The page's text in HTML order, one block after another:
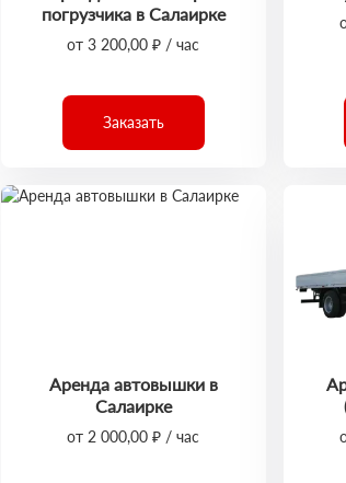
погрузчика в Салаирке
от 3 200,00 ₽ / час
Заказать
Аренда автовышки в
Салаирке
от 2 000,00 ₽ / час